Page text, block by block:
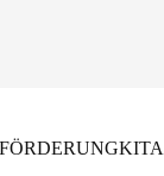
KITA